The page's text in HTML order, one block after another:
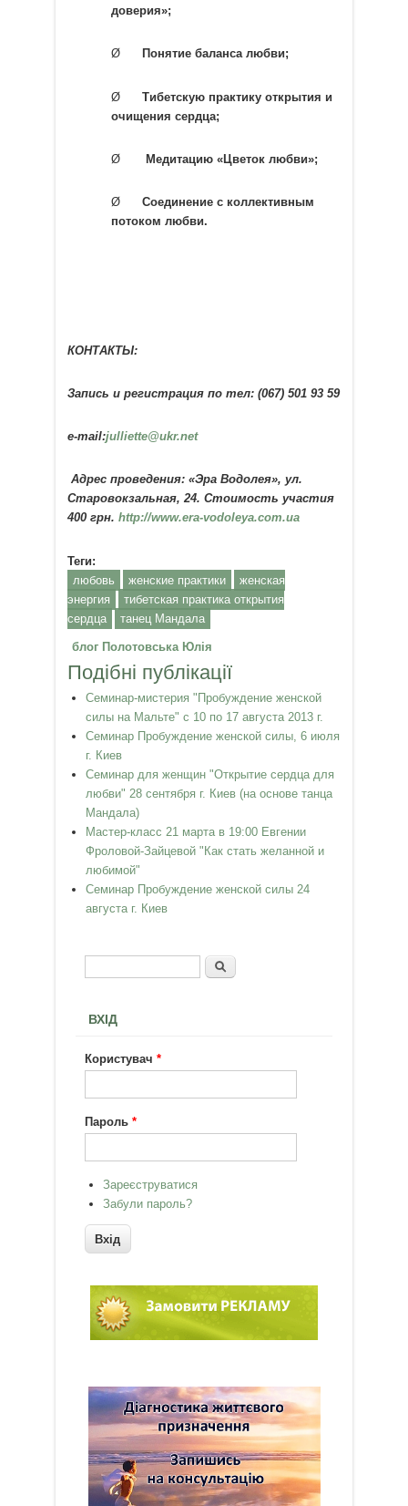
доверия»;
Ø Понятие баланса любви;
Ø Тибетскую практику открытия и
очищения сердца;
Ø Медитацию «Цветок любви»;
Ø Соединение с коллективным
потоком любви.
КОНТАКТЫ:
Запись и регистрация по тел: (067) 501 93 59
e-mail:julliette@ukr.net
Адрес проведения: «Эра Водолея», ул.
Старовокзальная, 24. Стоимость участия
400 грн. http://www.era-vodoleya.com.ua
Теги:
любовь
женские практики
женская
энергия
тибетская практика открытия
сердца
танец Мандала
блог Полотовська Юлія
Подібні публікації
Семинар-мистерия "Пробуждение женской
силы на Мальте" с 10 по 17 августа 2013 г.
Семинар Пробуждение женской силы, 6 июля
г. Киев
Семинар для женщин "Открытие сердца для
любви" 28 сентября г. Киев (на основе танца
Мандала)
Мастер-класс 21 марта в 19:00 Евгении
Фроловой-Зайцевой "Как стать желанной и
любимой"
Семинар Пробуждение женской силы 24
августа г. Киев
Пошукова форма
Пошук
ВХІД
Користувач*
Пароль*
Зареєструватися
Забули пароль?